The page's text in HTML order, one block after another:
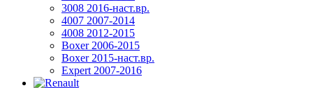
3008 2016-наст.вр.
4007 2007-2014
4008 2012-2015
Boxer 2006-2015
Boxer 2015-наст.вр.
Expert 2007-2016